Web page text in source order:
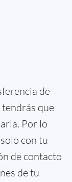
de
que
Por lo
con tu
de contacto
de tu